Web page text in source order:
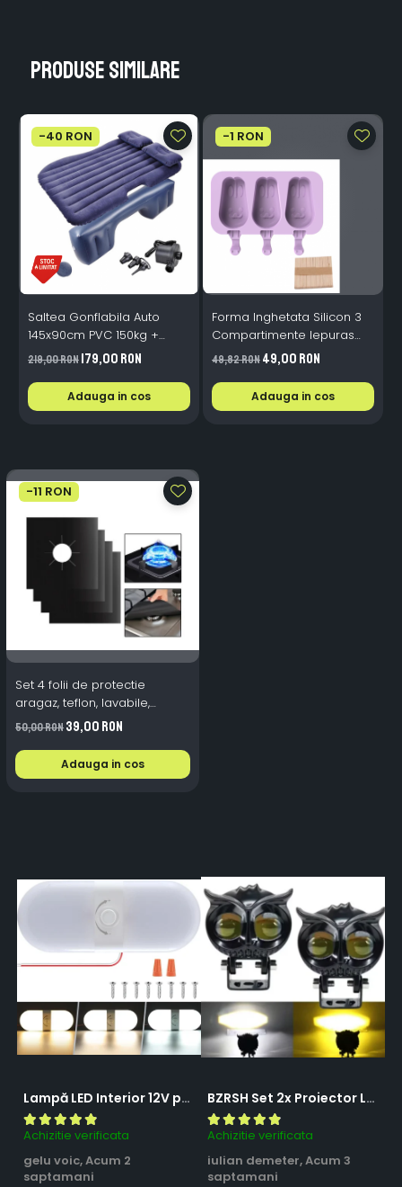
Produse similare
-40 RON
Saltea Gonflabila Auto
145x90cm PVC 150kg +
Pompa 12V + 2 Perne
219,00 RON179,00 RON
Adauga in cos
-1 RON
Forma Inghetata Silicon 3
Compartimente Iepuras
Mov + 50 Bete
49,82 RON49,00 RON
Adauga in cos
-11 RON
Set 4 folii de protectie
aragaz, teflon, lavabile,
reutilizabile, Negru/Gri
50,00 RON39,00 RON
Adauga in cos
Lampă LED Interior 12V pentru Dubă, Camper și Rulotă - 180LED, 33 cm, 3 Temperaturii de Culoare, Intensitate Reglabilă, Iluminare Compartiment Marfă
Achizitie verificata
gelu voic,Acum 2
saptamani
BZRSH Set 2x Proiector LED Bufnita 50W Lupa 2 Faze Alb-Galben 12-24V Moto ATV
Achizitie verificata
iulian demeter,Acum 3
saptamani